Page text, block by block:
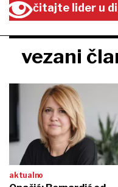
čitajte lider u
vezani
aktualno